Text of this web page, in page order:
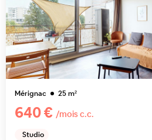
Mérignac 25m²
640 € /mois c.c.
Studio